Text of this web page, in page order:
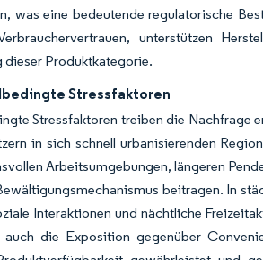
was eine bedeutende regulatorische
unterstützen
Produktkategorie.
Stressfaktoren
Stressfaktoren treiben die Nachfrage
in sich schnell urbanisierenden
Arbeitsumgebungen, längeren
beitragen. In
Interaktionen und nächtliche
die Exposition gegenüber